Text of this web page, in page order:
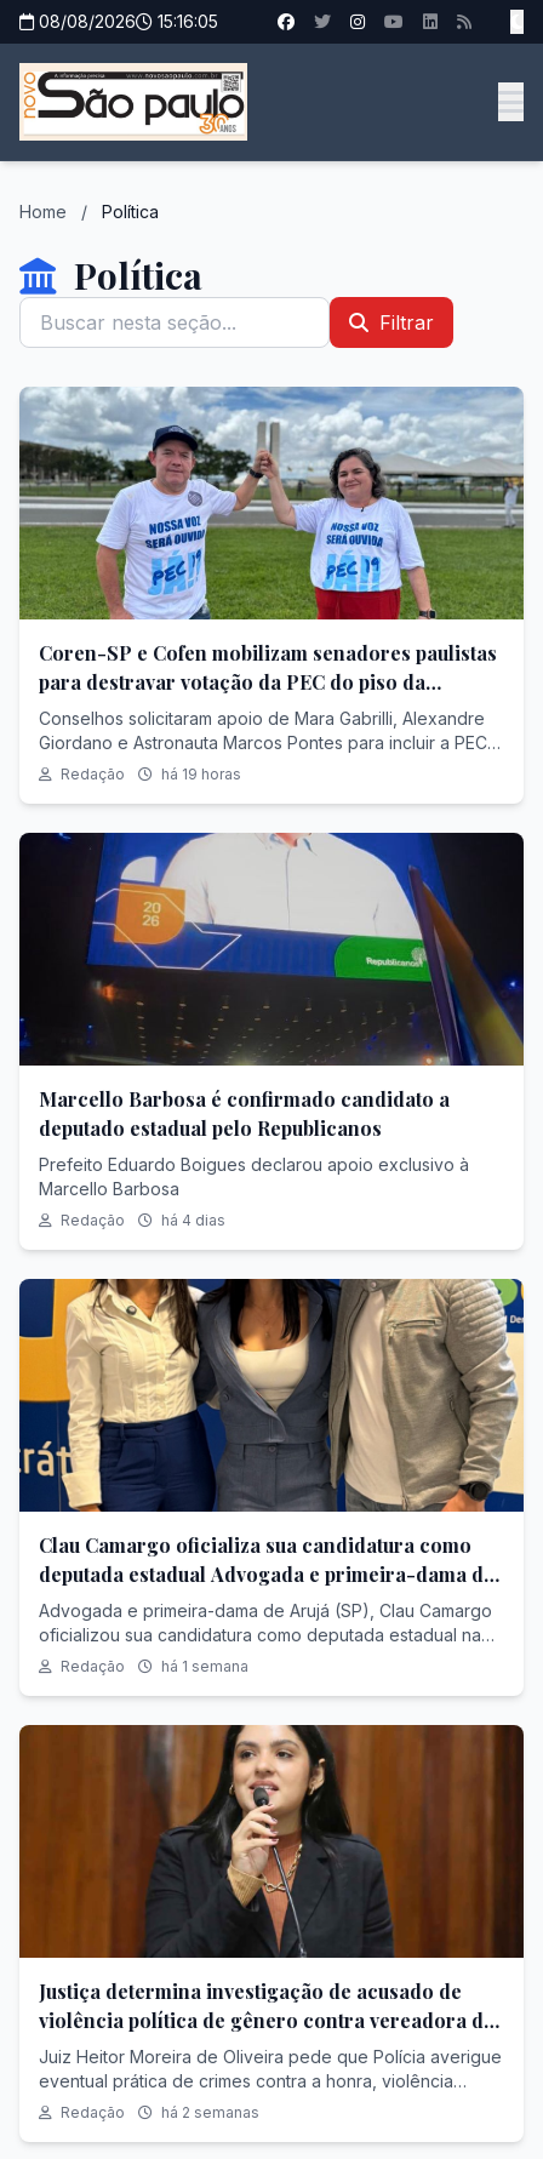
08/08/2026 15:16:06
Home / Política
Política
Filtrar
Coren-SP e Cofen mobilizam senadores paulistas
para destravar votação da PEC do piso da
enfermagem
Conselhos solicitaram apoio de Mara Gabrilli, Alexandre
Giordano e Astronauta Marcos Pontes para incluir a PEC
19/2024 na pauta do Plenário do Senado; proposta busca
Redação há 19 horas
Marcello Barbosa é confirmado candidato a
deputado estadual pelo Republicanos
Prefeito Eduardo Boigues declarou apoio exclusivo à
Marcello Barbosa
Redação há 4 dias
Clau Camargo oficializa sua candidatura como
deputada estadual Advogada e primeira-dama de
Arujá, ela concorre pelo PSD
Advogada e primeira-dama de Arujá (SP), Clau Camargo
oficializou sua candidatura como deputada estadual na
convenção do PSD (Partido Social Democrático),
Redação há 1 semana
Justiça determina investigação de acusado de
violência política de gênero contra vereadora do
PL
Juiz Heitor Moreira de Oliveira pede que Polícia averigue
eventual prática de crimes contra a honra, violência
psicológica e descumprimento de medida protetiva a
Redação há 2 semanas